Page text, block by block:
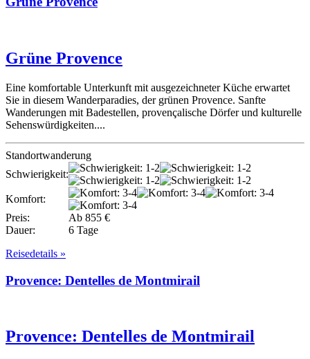
Grüne Provence
Eine komfortable Unterkunft mit ausgezeichneter Küche erwartet
Sie in diesem Wanderparadies, der grünen Provence. Sanfte
Wanderungen mit Badestellen, provençalische Dörfer und kulturelle
Sehenswürdigkeiten....
Standortwanderung
Schwierigkeit:
Komfort:
Preis:
Ab 855 €
Dauer:
6 Tage
Reisedetails »
Provence: Dentelles de Montmirail
Provence: Dentelles de Montmirail